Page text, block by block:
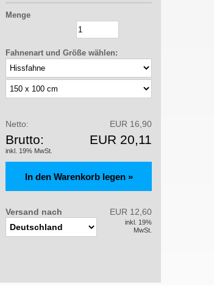
Menge
Fahnenart und Größe wählen:
Netto: EUR 16,90
Brutto:
inkl. 19% MwSt.
EUR 20,11
Versand nach EUR 12,60
inkl. 19%
MwSt.